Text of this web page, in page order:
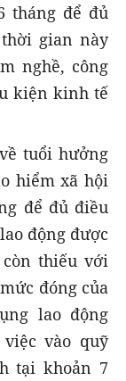
tháng để đủ
gian này
nghề, công
kiện kinh tế
tuổi hưởng
hiểm xã hội
để đủ điều
động được
thiếu với
đóng của
lao động
vào quỹ
tại khoản 7